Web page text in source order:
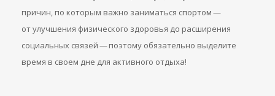
причин, по которым важно заниматься спортом —
от улучшения физического здоровья до расширения
социальных связей — поэтому обязательно выделите
время в своем дне для активного отдыха!